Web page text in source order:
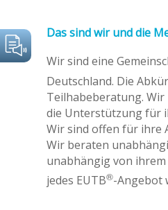
Das sind wir und die
Wir sind eine
Deutschland. Die
Teilhabeberatung.
die Unterstützung für
Wir sind offen für ihre
Wir beraten
unabhängig von
jedes EUTB®-Angebot